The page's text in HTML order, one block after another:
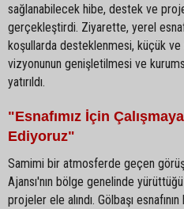
sağlanabilecek hibe, destek ve
gerçekleştirdi. Ziyarette, yerel
koşullarda desteklenmesi, küçük
vizyonunun genişletilmesi ve
yatırıldı.
"Esnafımız İçin
Ediyoruz"
Samimi bir atmosferde geçen
Ajansı'nın bölge genelinde
projeler ele alındı. Gölbaşı